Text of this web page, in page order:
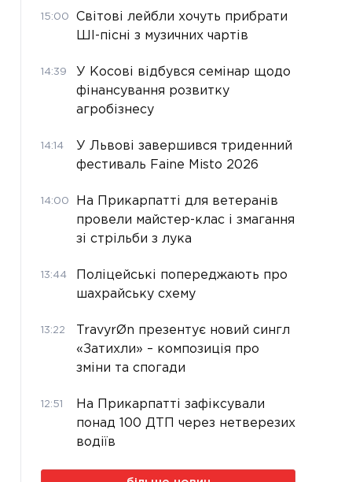
15:00
Світові лейбли хочуть прибрати
ШІ-пісні з музичних чартів
14:39
У Косові відбувся семінар щодо
фінансування розвитку
агробізнесу
14:14
У Львові завершився триденний
фестиваль Faine Misto 2026
14:00
На Прикарпатті для ветеранів
провели майстер-клас і змагання
зі стрільби з лука
13:44
Поліцейські попереджають про
шахрайську схему
13:22
TravyrØn презентує новий сингл
«Затихли» – композиція про
зміни та спогади
12:51
На Прикарпатті зафіксували
понад 100 ДТП через нетверезих
водіїв